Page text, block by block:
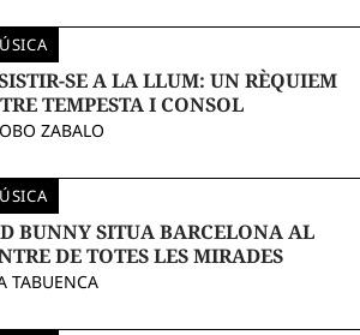
SE A LA LLUM: UN RÈQUIEM
TEMPESTA I CONSOL
ZABALO
BUNNY SITUA BARCELONA AL
DE TOTES LES MIRADES
TABUENCA